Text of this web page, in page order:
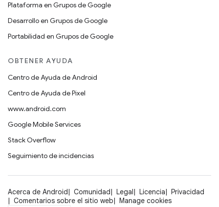
Plataforma en Grupos de Google
Desarrollo en Grupos de Google
Portabilidad en Grupos de Google
OBTENER AYUDA
Centro de Ayuda de Android
Centro de Ayuda de Pixel
www.android.com
Google Mobile Services
Stack Overflow
Seguimiento de incidencias
Acerca de Android Comunidad Legal Licencia
Privacidad
Comentarios sobre el sitio web
Manage cookies